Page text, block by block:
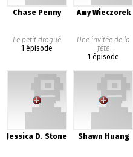
Chase Penny
Le petit drogué
1 épisode
Amy Wieczorek
Une invitée de la
fête
1 épisode
Jessica D. Stone Shawn Huang